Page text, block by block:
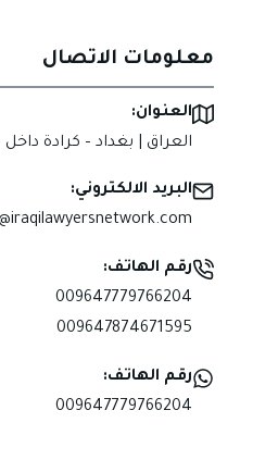
معلومات الاتصال
العنوان:
العراق | بغداد – كرادة
البريد الالكتروني:
رقم الهاتف:
009647779766204
009647874671595
رقم الهاتف:
009647779766204